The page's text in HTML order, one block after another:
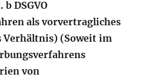
b DSGVO
als vorvertragliches
Verhältnis) (Soweit im
von